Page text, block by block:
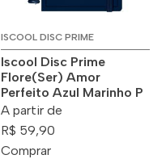
ISCOOL DISC PRIME
Iscool Disc Prime
Flore(Ser) Amor
Perfeito Azul Marinho P
A partir de
R$ 59,90
Comprar